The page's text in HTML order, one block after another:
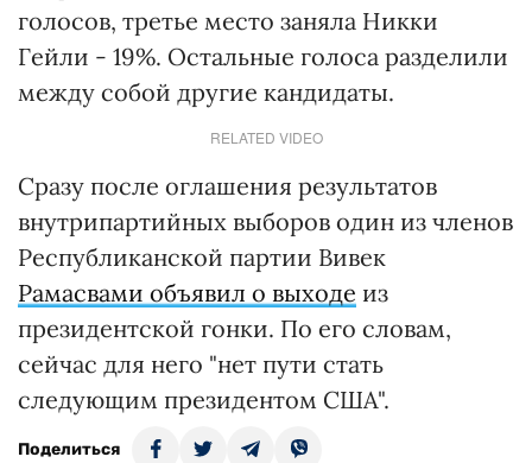
голосов, третье место заняла Никки
Гейли - 19%. Остальные голоса разделили
между собой другие кандидаты.
RELATED VIDEO
Сразу после оглашения результатов
внутрипартийных выборов один из членов
Республиканской партии Вивек
Рамасвами объявил о выходе из
президентской гонки. По его словам,
сейчас для него "нет пути стать
следующим президентом США".
Поделиться